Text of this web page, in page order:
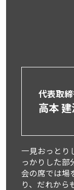
代表取
高本
一見おっとり
っかりした部
会の席では場
り、だれから